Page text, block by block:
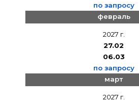
по запросу
февраль
2027 г.
27.02
06.03
по запросу
март
2027 г.